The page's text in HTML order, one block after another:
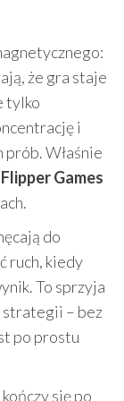
że gra staje
tylko
i
prób. Właśnie
Games
do
ruch, kiedy
To sprzyja
strategii – bez
po prostu
się po